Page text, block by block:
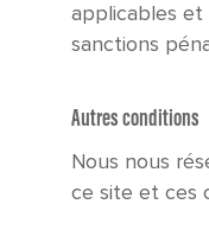
applicables et
sanctions
Autres conditions
Nous nous
ce site et ces